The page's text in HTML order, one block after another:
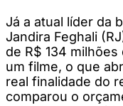
Já a atual líder da
Jandira Feghali
de R$ 134
um filme, o que
real finalidade do
comparou o